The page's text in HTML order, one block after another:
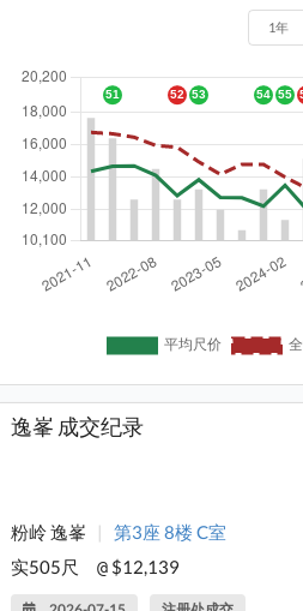
1年
逸峯 成交纪录
粉岭 逸峯 |
第3座 8楼 C室
实505尺
@ $12,139